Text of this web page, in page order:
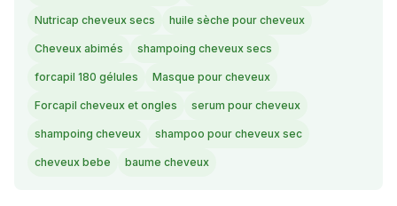
Nutricap cheveux secs huile sèche pour cheveux
Cheveux abimés shampoing cheveux secs
forcapil 180 gélules Masque pour cheveux
Forcapil cheveux et ongles serum pour cheveux
shampoing cheveux shampoo pour cheveux sec
cheveux bebe baume cheveux